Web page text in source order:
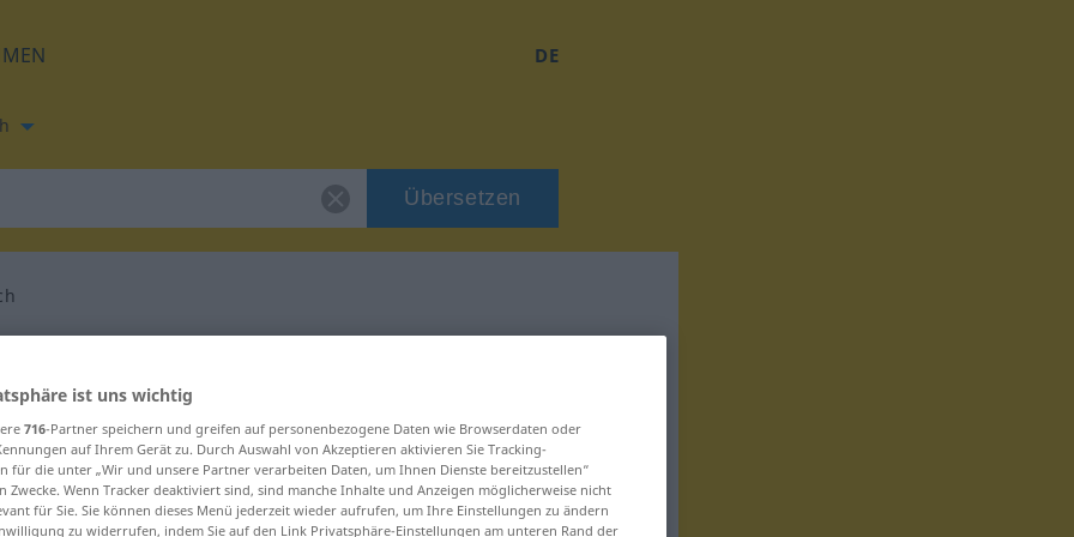
DE
Übersetzen
für "gefährlich"
ist uns wichtig
716-Partner speichern und greifen auf personenbezogene Daten wie Browserdaten oder
auf Ihrem Gerät zu. Durch Auswahl von Akzeptieren aktivieren Sie Tracking-
für die unter „Wir und unsere Partner verarbeiten Daten, um Ihnen Dienste bereitzustellen“
Zwecke. Wenn Tracker deaktiviert sind, sind manche Inhalte und Anzeigen möglicherweise nicht
für Sie. Sie können dieses Menü jederzeit wieder aufrufen, um Ihre Einstellungen zu ändern
zu widerrufen, indem Sie auf den Link Privatsphäre-Einstellungen am unteren Rand der